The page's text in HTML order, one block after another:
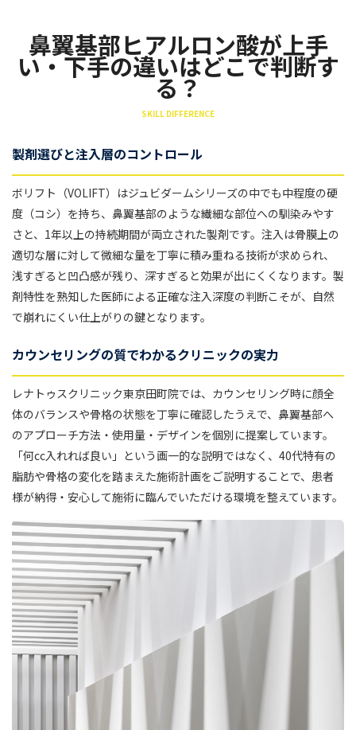
鼻翼基部ヒアルロン酸が上手
い・下手の違いはどこで判断す
る？
SKILL DIFFERENCE
製剤選びと注入層のコントロール
ボリフト（VOLIFT）はジュビダームシリーズの中でも中程度の硬
度（コシ）を持ち、鼻翼基部のような繊細な部位への馴染みやす
さと、1年以上の持続期間が両立された製剤です。注入は骨膜上の
適切な層に対して微細な量を丁寧に積み重ねる技術が求められ、
浅すぎると凹凸感が残り、深すぎると効果が出にくくなります。製
剤特性を熟知した医師による正確な注入深度の判断こそが、自然
で崩れにくい仕上がりの鍵となります。
カウンセリングの質でわかるクリニックの実力
レナトゥスクリニック東京田町院では、カウンセリング時に顔全
体のバランスや骨格の状態を丁寧に確認したうえで、鼻翼基部へ
のアプローチ方法・使用量・デザインを個別に提案しています。
「何cc入れれば良い」という画一的な説明ではなく、40代特有の
脂肪や骨格の変化を踏まえた施術計画をご説明することで、患者
様が納得・安心して施術に臨んでいただける環境を整えています。